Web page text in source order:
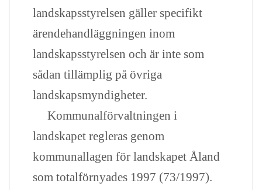
landskapsstyrelsen gäller specifikt
ärendehandläggningen inom
landskapsstyrelsen och är inte som
sådan tillämplig på övriga
landskapsmyndigheter.
Kommunalförvaltningen i
landskapet regleras genom
kommunallagen för landskapet Åland
som totalförnyades 1997 (73/1997).